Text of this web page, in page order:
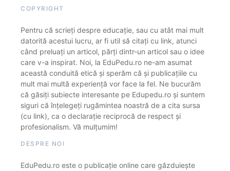
COPYRIGHT
Pentru că scrieți despre educație, sau cu atât mai mult
datorită acestui lucru, ar fi util să citați cu link, atunci
când preluați un articol, părți dintr-un articol sau o idee
care v-a inspirat. Noi, la EduPedu.ro ne-am asumat
această conduită etică și sperăm că și publicațiile cu
mult mai multă experiență vor face la fel. Ne bucurăm
că găsiți subiecte interesante pe Edupedu.ro și suntem
siguri că înțelegeți rugămintea noastră de a cita sursa
(cu link), ca o declarație reciprocă de respect și
profesionalism. Vă mulțumim!
DESPRE NOI
EduPedu.ro este o publicație online care găzduiește